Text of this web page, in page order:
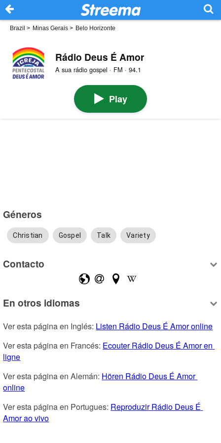
Brazil > Minas Gerais > Belo Horizonte
Rádio Deus É Amor
A sua rádio gospel · FM · 94.1
Play
Géneros
Christian Gospel Talk Variety
Contacto
En otros idiomas
Ver esta página en Inglés: Listen Rádio Deus É Amor online
Ver esta página en Francés: Ecouter Rádio Deus É Amor en
ligne
Ver esta página en Alemán: Hören Rádio Deus É Amor
online
Ver esta página en Portugues: Reproduzir Rádio Deus É
Amor ao vivo